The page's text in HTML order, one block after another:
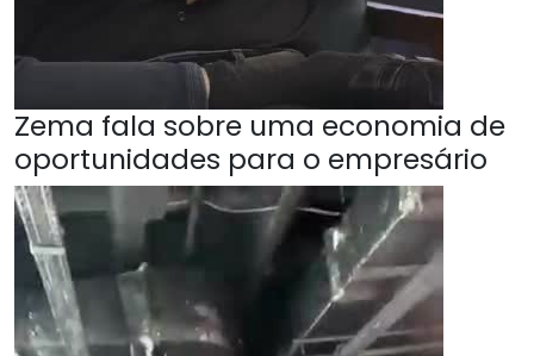
Zema fala sobre uma economia de
oportunidades para o empresário